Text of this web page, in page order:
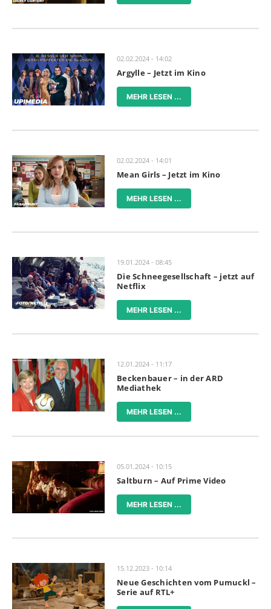
02.02.2024 - 14:02
Argylle – Jetzt im Kino
MEHR LESEN ...
02.02.2024 - 14:01
Mean Girls – Jetzt im Kino
MEHR LESEN ...
19.01.2024 - 08:45
Die Schneegesellschaft – jetzt auf
Netflix
MEHR LESEN ...
12.01.2024 - 11:17
Beckenbauer – in der ARD
Mediathek
MEHR LESEN ...
05.01.2024 - 10:15
Saltburn – Auf Prime Video
MEHR LESEN ...
15.12.2023 - 10:14
Neue Geschichten vom Pumuckl –
Serie auf RTL+